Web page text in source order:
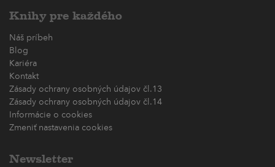
Knihy pre každého
Náš príbeh
Blog
Kariéra
Kontakt
Zásady ochrany osobných údajov čl.13
Zásady ochrany osobných údajov čl.14
Informácie o cookies
Zmeniť nastavenia cookies
Newsletter